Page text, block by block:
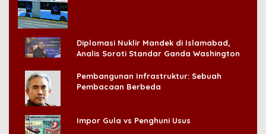
Diplomasi Nuklir Mandek di Islamabad,
Analis Soroti Standar Ganda Washington
Pembangunan Infrastruktur: Sebuah
Pembacaan Berbeda
Impor Gula vs Penghuni Usus